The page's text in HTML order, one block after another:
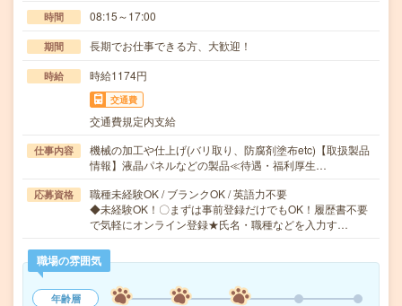
時間 08:15～17:00
期間 長期でお仕事できる方、大歓迎！
時給 時給1174円
交通費
交通費規定内支給
仕事内容
機械の加工や仕上げ(バリ取り、防腐剤塗布etc)【取扱製品
情報】液晶パネルなどの製品≪待遇・福利厚生…
応募資格
職種未経験OK / ブランクOK / 英語力不要
◆未経験OK！〇まずは事前登録だけでもOK！履歴書不要
で気軽にオンライン登録★氏名・職種などを入力す…
職場の雰囲気
年齢層